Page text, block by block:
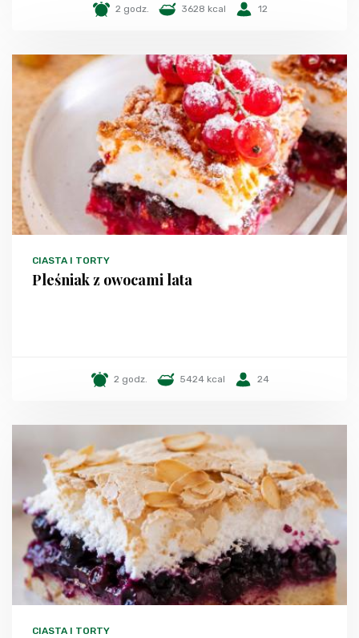
2 godz. 3628 kcal 12
CIASTA I TORTY
Pleśniak z owocami lata
2 godz. 5424 kcal 24
CIASTA I TORTY